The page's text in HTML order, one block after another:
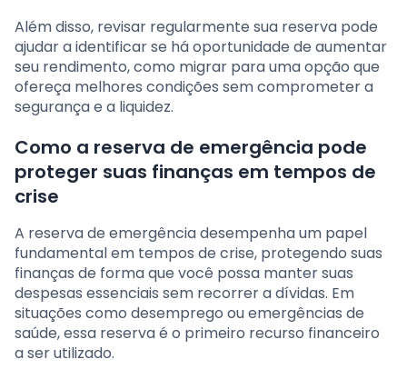
Além disso, revisar regularmente sua reserva pode
ajudar a identificar se há oportunidade de aumentar
seu rendimento, como migrar para uma opção que
ofereça melhores condições sem comprometer a
segurança e a liquidez.
Como a reserva de emergência pode
proteger suas finanças em tempos de
crise
A reserva de emergência desempenha um papel
fundamental em tempos de crise, protegendo suas
finanças de forma que você possa manter suas
despesas essenciais sem recorrer a dívidas. Em
situações como desemprego ou emergências de
saúde, essa reserva é o primeiro recurso financeiro
a ser utilizado.